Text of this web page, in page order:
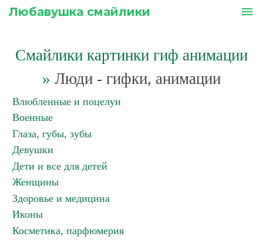
Любавушка смайлики menu
Смайлики картинки гиф анимации
» Люди - гифки, анимации
Влюбленные и поцелуи
Военные
Глаза, губы, зубы
Девушки
Дети и все для детей
Женщины
Здоровье и медицина
Иконы
Косметика, парфюмерия